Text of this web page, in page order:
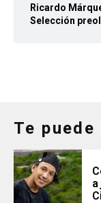
Ricardo
Selección
Te
a